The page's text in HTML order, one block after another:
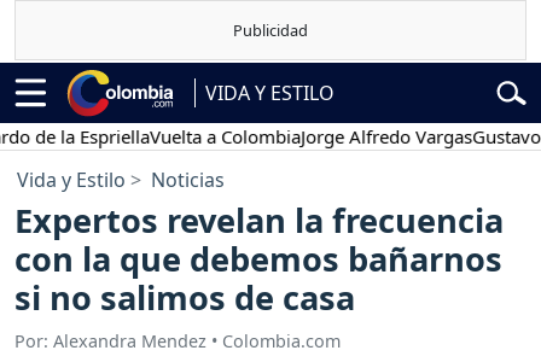
VIDA Y ESTILO
EspriellaVuelta a ColombiaJorge Alfredo VargasGustavo Petro
Vida y Estilo Noticias
Expertos revelan la frecuencia
con la que debemos bañarnos
si no salimos de casa
Por: Alexandra Mendez • Colombia.com